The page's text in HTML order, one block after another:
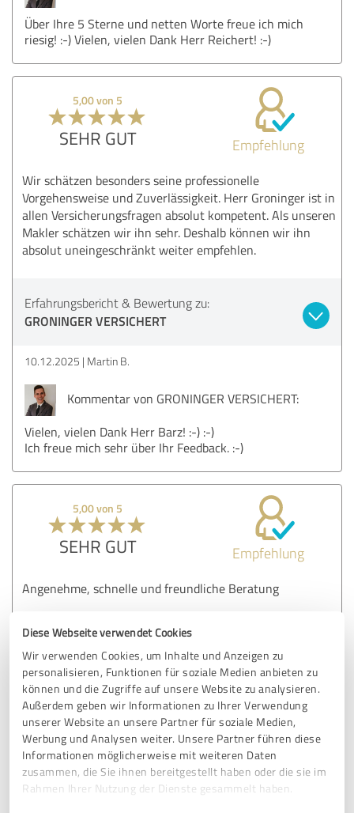
Diese Webseite verwendet Cookies
Wir verwenden Cookies, um Inhalte und Anzeigen zu
personalisieren, Funktionen für soziale Medien anbieten zu
können und die Zugriffe auf unsere Website zu analysieren.
Außerdem geben wir Informationen zu Ihrer Verwendung
unserer Website an unsere Partner für soziale Medien,
Werbung und Analysen weiter. Unsere Partner führen diese
Informationen möglicherweise mit weiteren Daten
zusammen, die Sie ihnen bereitgestellt haben oder die sie im
Rahmen Ihrer Nutzung der Dienste gesammelt haben.
Über Ihre 5 Sterne und netten Worte freue ich mich
riesig! :-) Vielen, vielen Dank Herr Reichert! :-)
5,00 von 5
SEHR GUT Empfehlung
Wir schätzen besonders seine professionelle
Vorgehensweise und Zuverlässigkeit. Herr Groninger ist in
allen Versicherungsfragen absolut kompetent. Als unseren
Makler schätzen wir ihn sehr. Deshalb können wir ihn
absolut uneingeschränkt weiter empfehlen.
Erfahrungsbericht & Bewertung zu:
GRONINGER VERSICHERT
10.12.2025 Martin B.
Kommentar von GRONINGER VERSICHERT:
Vielen, vielen Dank Herr Barz! :-) :-)
Ich freue mich sehr über Ihr Feedback. :-)
5,00 von 5
SEHR GUT Empfehlung
Angenehme, schnelle und freundliche Beratung
Erfahrungsbericht & Bewertung zu:
GRONINGER VERSICHERT
04.12.2025 J.
Kommentar von GRONINGER VERSICHERT:
Guten Morgen Jouline :-),